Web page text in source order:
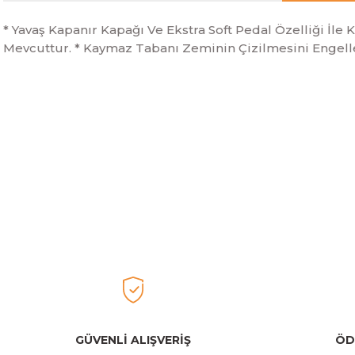
* Yavaş Kapanır Kapağı Ve Ekstra Soft Pedal Özelliği
Mevcuttur. * Kaymaz Tabanı Zeminin Çizilmesini
GÜVENLİ ALIŞVERİŞ